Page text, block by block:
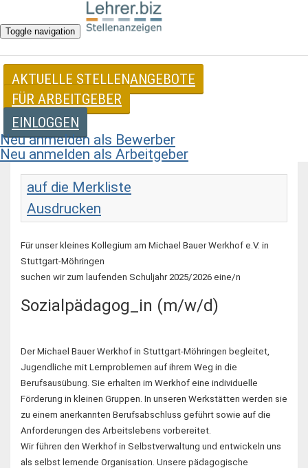
Toggle navigation
AKTUELLE STELLENANGEBOTE
FÜR ARBEITGEBER
EINLOGGEN
Neu anmelden als Bewerber
Neu anmelden als Arbeitgeber
Stellenangebote für Erzieher / Kindergärtner
Sozialpädagog*in (m/w/d)
auf die Merkliste
Ausdrucken
Für unser kleines Kollegium am Michael Bauer Werkhof e.V. in
Stuttgart-Möhringen
suchen wir zum laufenden Schuljahr 2025/2026 eine/n
Sozialpädagog_in (m/w/d)
Der Michael Bauer Werkhof in Stuttgart-Möhringen begleitet,
Jugendliche mit Lernproblemen auf ihrem Weg in die
Berufsausübung. Sie erhalten im Werkhof eine individuelle
Förderung in kleinen Gruppen. In unseren Werkstätten werden sie
zu einem anerkannten Berufsabschluss geführt sowie auf die
Anforderungen des Arbeitslebens vorbereitet.
Wir führen den Werkhof in Selbstverwaltung und entwickeln uns
als selbst lernende Organisation. Unsere pädagogische